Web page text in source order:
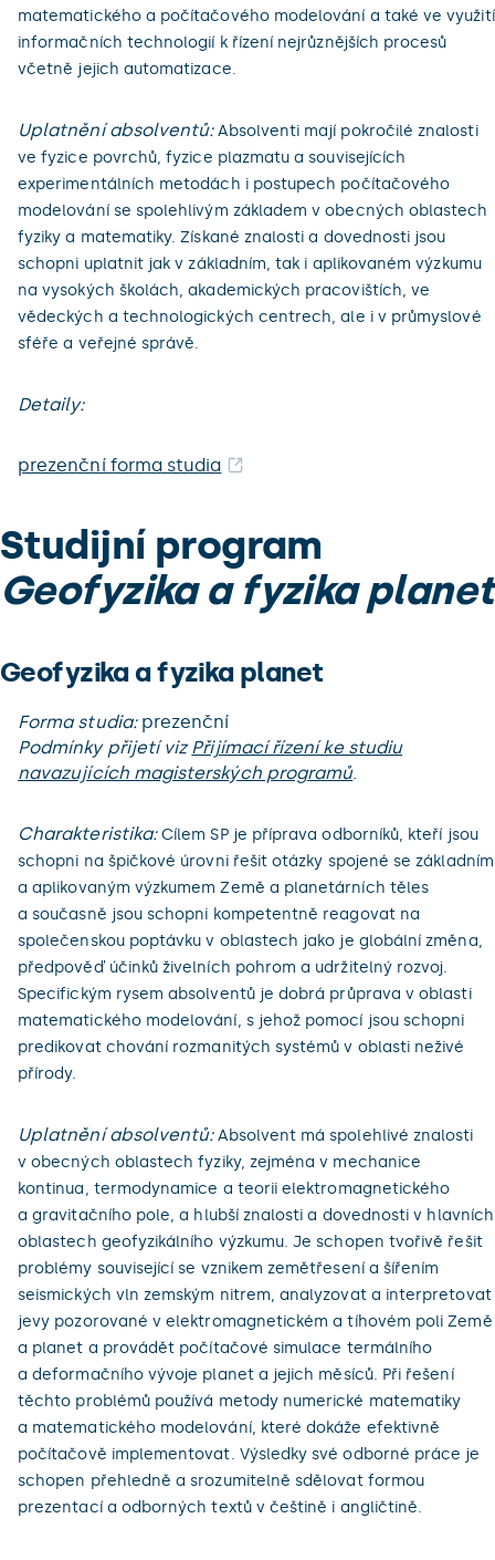
matematického a počítačového modelování a také ve využití
informačních technologií k řízení nejrůznějších procesů
včetně jejich automatizace.
Uplatnění absolventů: Absolventi mají pokročilé znalosti
ve fyzice povrchů, fyzice plazmatu a souvisejících
experimentálních metodách i postupech počítačového
modelování se spolehlivým základem v obecných oblastech
fyziky a matematiky. Získané znalosti a dovednosti jsou
schopni uplatnit jak v základním, tak i aplikovaném výzkumu
na vysokých školách, akademických pracovištích, ve
vědeckých a technologických centrech, ale i v průmyslové
sféře a veřejné správě.
Detaily:
prezenční forma studia
Studijní program
Geofyzika a fyzika planet
Geofyzika a fyzika planet
Forma studia:prezenční
Podmínky přijetí viz Přijímací řízení ke studiu
navazujících magisterských programů.
Charakteristika: Cílem SP je příprava odborníků, kteří jsou
schopni na špičkové úrovni řešit otázky spojené se základním
a aplikovaným výzkumem Země a planetárních těles
a současně jsou schopni kompetentně reagovat na
společenskou poptávku v oblastech jako je globální změna,
předpověď účinků živelních pohrom a udržitelný rozvoj.
Specifickým rysem absolventů je dobrá průprava v oblasti
matematického modelování, s jehož pomocí jsou schopni
predikovat chování rozmanitých systémů v oblasti neživé
přírody.
Uplatnění absolventů: Absolvent má spolehlivé znalosti
v obecných oblastech fyziky, zejména v mechanice
kontinua, termodynamice a teorii elektromagnetického
a gravitačního pole, a hlubší znalosti a dovednosti v hlavních
oblastech geofyzikálního výzkumu. Je schopen tvořivě řešit
problémy související se vznikem zemětřesení a šířením
seismických vln zemským nitrem, analyzovat a interpretovat
jevy pozorované v elektromagnetickém a tíhovém poli Země
a planet a provádět počítačové simulace termálního
a deformačního vývoje planet a jejich měsíců. Při řešení
těchto problémů používá metody numerické matematiky
a matematického modelování, které dokáže efektivně
počítačově implementovat. Výsledky své odborné práce je
schopen přehledně a srozumitelně sdělovat formou
prezentací a odborných textů v češtině i angličtině.